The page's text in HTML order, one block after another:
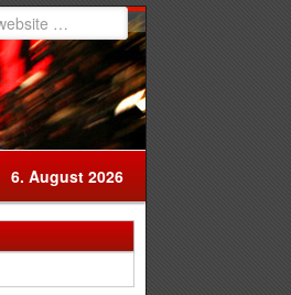
6. August 2026